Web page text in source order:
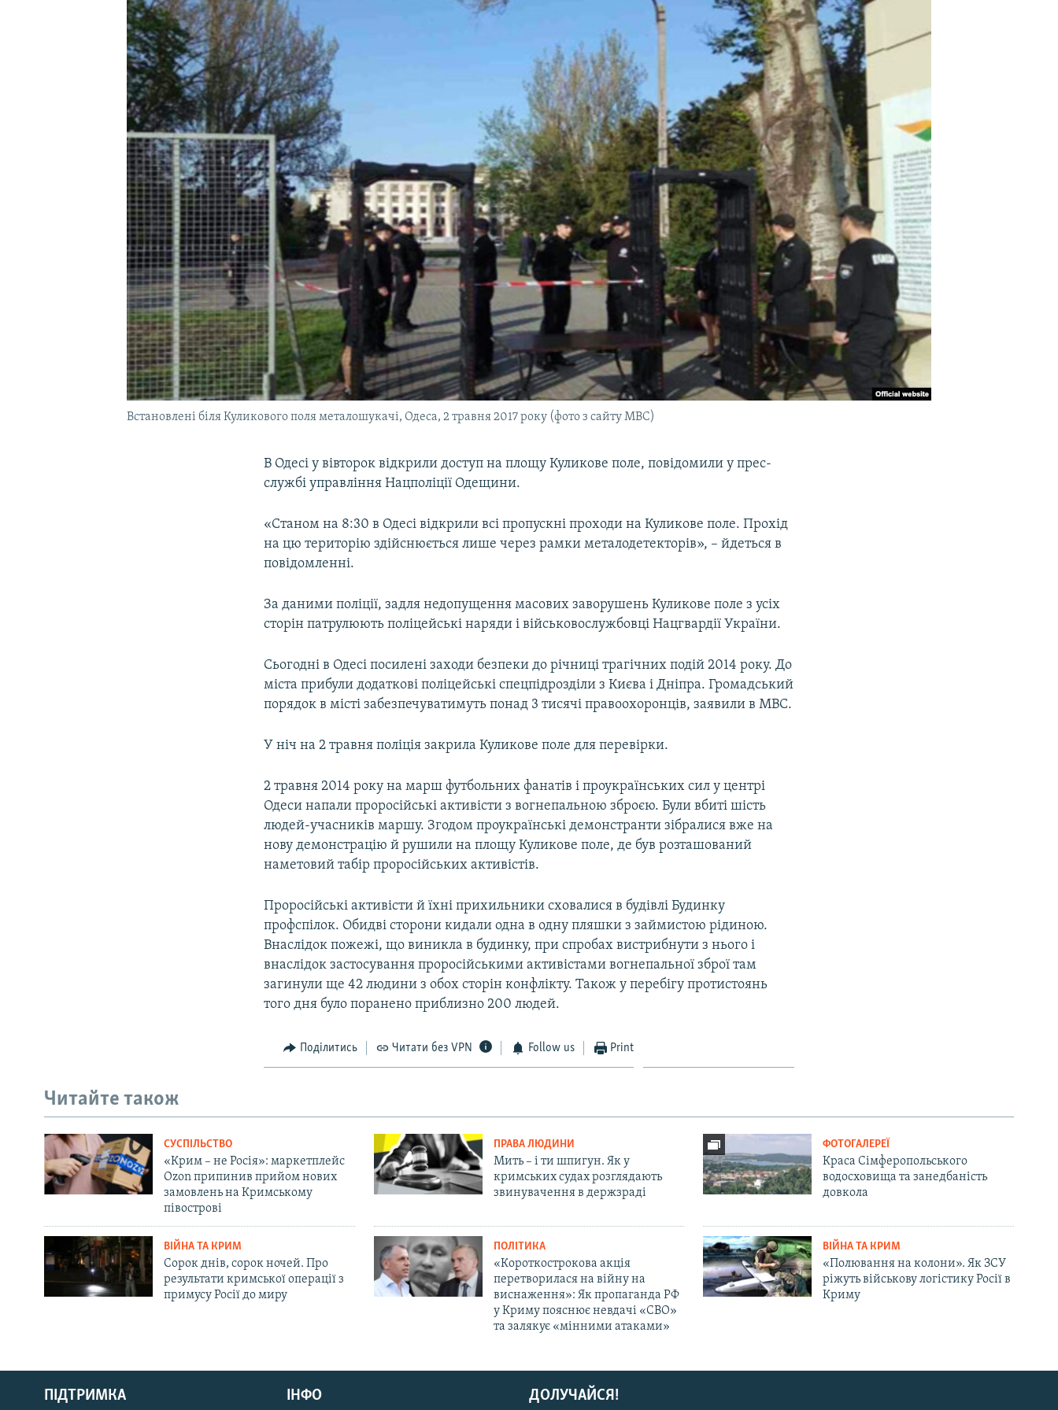
УКРАЇНСЬКА ПРОБЛЕМА КРИМУ
Русский
Qırımtatar
Встановлені біля Куликового поля металошукачі, Одеса, 2 травня 2017 року (фото з сайту МВС)
В Одесі у вівторок відкрили доступ на площу Куликове поле, повідомили у прес-
службі управління Нацполіції Одещини.
«Станом на 8:30 в Одесі відкрили всі пропускні проходи на Куликове поле. Прохід
на цю територію здійснюється лише через рамки металодетекторів», – йдеться в
повідомленні.
За даними поліції, задля недопущення масових заворушень Куликове поле з усіх
сторін патрулюють поліцейські наряди і військовослужбовці Нацгвардії України.
Сьогодні в Одесі посилені заходи безпеки до річниці трагічних подій 2014 року. До
міста прибули додаткові поліцейські спецпідрозділи з Києва і Дніпра. Громадський
порядок в місті забезпечуватимуть понад 3 тисячі правоохоронців, заявили в МВС.
У ніч на 2 травня поліція закрила Куликове поле для перевірки.
2 травня 2014 року на марш футбольних фанатів і проукраїнських сил у центрі
Одеси напали проросійські активісти з вогнепальною зброєю. Були вбиті шість
людей-учасників маршу. Згодом проукраїнські демонстранти зібралися вже на
нову демонстрацію й рушили на площу Куликове поле, де був розташований
наметовий табір проросійських активістів.
Проросійські активісти й їхні прихильники сховалися в будівлі Будинку
профспілок. Обидві сторони кидали одна в одну пляшки з займистою рідиною.
Внаслідок пожежі, що виникла в будинку, при спробах вистрибнути з нього і
внаслідок застосування проросійськими активістами вогнепальної зброї там
загинули ще 42 людини з обох сторін конфлікту. Також у перебігу протистоянь
того дня було поранено приблизно 200 людей.
Поділитись Читати без VPN Follow us Print
Читайте також
СУСПІЛЬСТВО
«Крим – не Росія»: маркетплейс
Ozon припинив прийом нових
замовлень на Кримському
півострові
ПРАВА ЛЮДИНИ
Мить – і ти шпигун. Як у
кримських судах розглядають
звинувачення в держзраді
ФОТОГАЛЕРЕЇ
Краса Сімферопольського
водосховища та занедбаність
довкола
ВІЙНА ТА КРИМ
Сорок днів, сорок ночей. Про
результати кримської операції з
примусу Росії до миру
ПОЛІТИКА
«Короткострокова акція
перетворилася на війну на
виснаження»: Як пропаганда РФ
у Криму пояснює невдачі «СВО»
та залякує «мінними атаками»
ВІЙНА ТА КРИМ
«Полювання на колони». Як ЗСУ
ріжуть військову логістику Росії в
Криму
ДОЛУЧАЙСЯ!
ПІДТРИМКА ІНФО